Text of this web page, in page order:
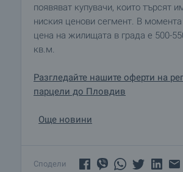
появяват купувачи, които търсят
ниския ценови сегмент. В
цена на жилищата в града е 500-
кв.м.
Разгледайте нашите оферти на
парцели до Пловдив
Още новини
Сподели